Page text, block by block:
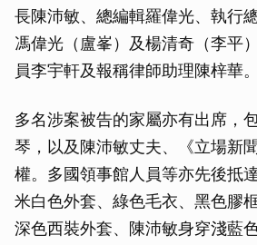
長陳沛敏、總編輯羅偉光、執行
馮偉光（盧峯）及楊清奇（李平
員李宇軒及報稱律師助理陳梓華。
多名涉案被告的家屬亦有出席，
琴，以及陳沛敏丈夫、《立場新
權。多國領事館人員等亦先後抵
米白色外套、綠色毛衣、黑色膠
深色西裝外套、陳沛敏身穿淺藍